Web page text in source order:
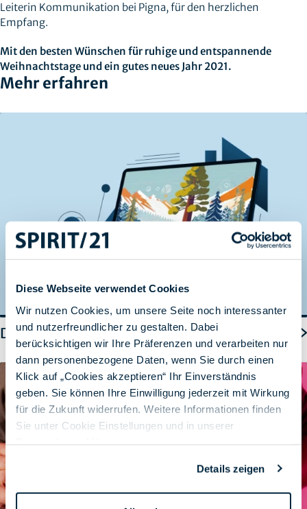
Diese Webseite verwendet Cookies
Wir nutzen Cookies, um unsere Seite noch interessanter
und nutzerfreundlicher zu gestalten. Dabei
berücksichtigen wir Ihre Präferenzen und verarbeiten nur
dann personenbezogene Daten, wenn Sie durch einen
Klick auf „Cookies akzeptieren“ Ihr Einverständnis
geben. Sie können Ihre Einwilligung jederzeit mit Wirkung
für die Zukunft widerrufen. Weitere Informationen finden
Sie unter Cookie Einstellungen und in unserer
Details zeigen
Leiterin Kommunikation bei Pigna, für den herzlichen
Empfang.
Mit den besten Wünschen für ruhige und entspannende
Weihnachtstage und ein gutes neues Jahr 2021.
Mehr erfahren
Das Startup und der Mammutbaum